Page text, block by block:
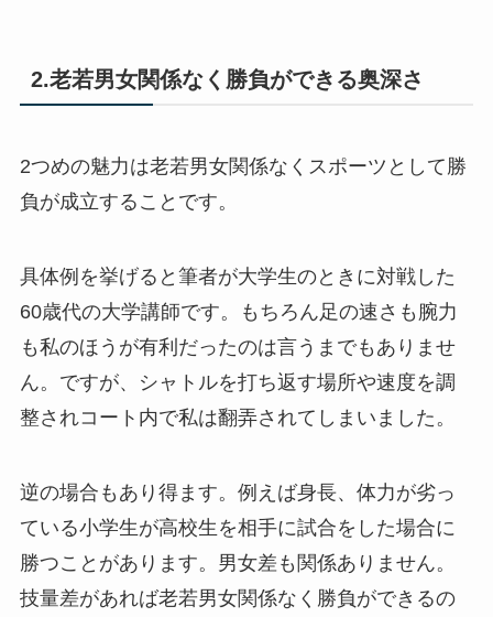
2.老若男女関係なく勝負ができる奥深さ
2つめの魅力は老若男女関係なくスポーツとして勝
負が成立することです。
具体例を挙げると筆者が大学生のときに対戦した
60歳代の大学講師です。もちろん足の速さも腕力
も私のほうが有利だったのは言うまでもありませ
ん。ですが、シャトルを打ち返す場所や速度を調
整されコート内で私は翻弄されてしまいました。
逆の場合もあり得ます。例えば身長、体力が劣っ
ている小学生が高校生を相手に試合をした場合に
勝つことがあります。男女差も関係ありません。
技量差があれば老若男女関係なく勝負ができるの